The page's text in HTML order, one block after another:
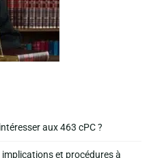
aux 463 cPC ?
implications et procédures à